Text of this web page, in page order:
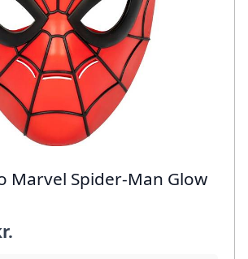
Marvel Spider-Man Glow